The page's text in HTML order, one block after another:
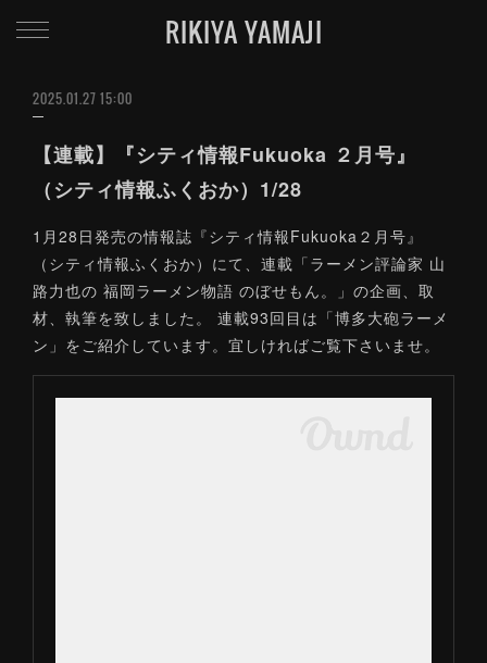
RIKIYA YAMAJI
2025.01.27 15:00
【連載】『シティ情報Fukuoka ２月号』
（シティ情報ふくおか）1/28
1月28日発売の情報誌『シティ情報Fukuoka２月号』
（シティ情報ふくおか）にて、連載「ラーメン評論家 山
路力也の 福岡ラーメン物語 のぼせもん。」の企画、取
材、執筆を致しました。 連載93回目は「博多大砲ラーメ
ン」をご紹介しています。宜しければご覧下さいませ。